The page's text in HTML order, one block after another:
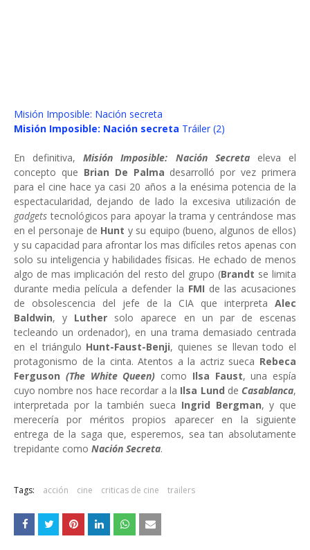
Misión Imposible: Nación secreta
Misión Imposible: Nación secreta Tráiler (2)
En definitiva,Misión Imposible: Nación Secretaeleva el
concepto que Brian De Palma desarrolló por vez primera
para el cine hace ya casi 20 años a la enésima potencia de la
espectacularidad, dejando de lado la excesiva utilización de
gadgetstecnológicos para apoyar la trama y centrándose mas
en el personaje de Hunt y su equipo (bueno, algunos de ellos)
y su capacidad para afrontar los mas difíciles retos apenas con
solo su inteligencia y habilidades físicas. He echado de menos
algo de mas implicación del resto del grupo (Brandt se limita
durante media película a defender la FMI de las acusaciones
de obsolescencia del jefe de la CIA que interpreta Alec
Baldwin, y Luther solo aparece en un par de escenas
tecleando un ordenador), en una trama demasiado centrada
en el triángulo Hunt-Faust-Benji, quienes se llevan todo el
protagonismo de la cinta. Atentos a la actriz sueca Rebeca
Ferguson (The White Queen) como Ilsa Faust, una espía
cuyo nombre nos hace recordar a la Ilsa Lund de Casablanca,
interpretada por la también sueca Ingrid Bergman, y que
merecería por méritos propios aparecer en la siguiente
entrega de la saga que, esperemos, sea tan absolutamente
trepidante como Nación Secreta.
Tags: acción cine criticas de cine trailers